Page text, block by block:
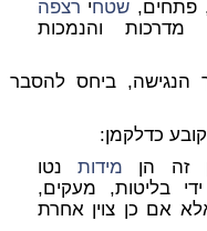
פתחים, שטחי רצפה
מדרכות והנמכות
הנגישה, ביחס להסבר
זה הן מידותנטו
בליטות, מעקים,
אם כן צוין אחרת